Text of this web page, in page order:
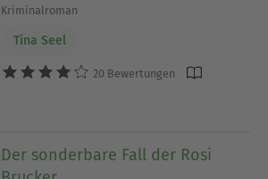
Kriminalroman
Tina Seel
20 Bewertungen
Der sonderbare Fall der Rosi